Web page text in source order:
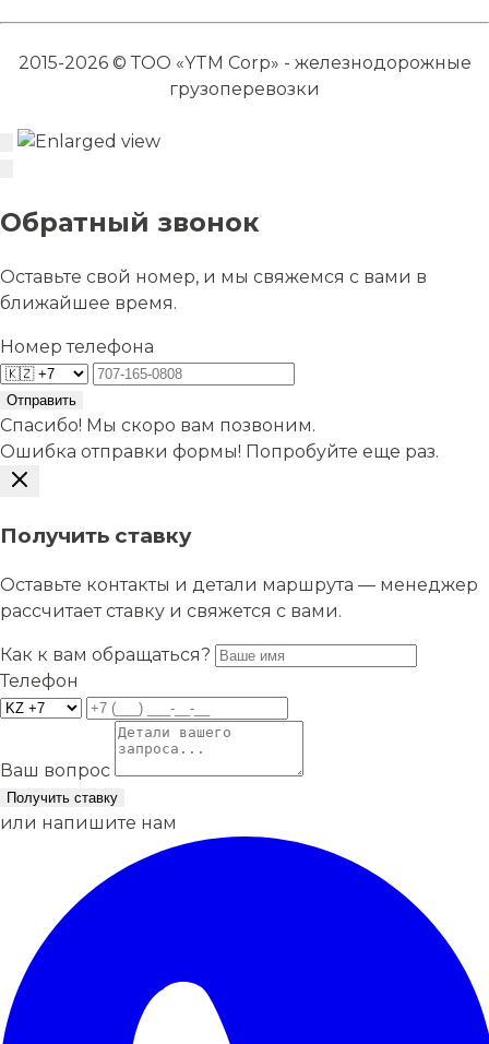
2015-2026 © ТОО «YTM Corp» - железнодорожные
грузоперевозки
Обратный звонок
Оставьте свой номер, и мы свяжемся с вами в
ближайшее время.
Номер телефона
Отправить
Спасибо! Мы скоро вам позвоним.
Ошибка отправки формы! Попробуйте еще раз.
Получить ставку
Оставьте контакты и детали маршрута — менеджер
рассчитает ставку и свяжется с вами.
Как к вам обращаться?
Телефон
Ваш вопрос
Получить ставку
или напишите нам